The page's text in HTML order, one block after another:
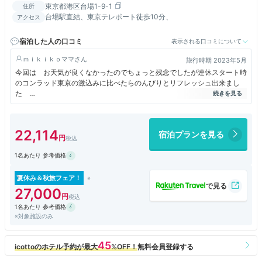
住所 東京都港区台場1-9-1
アクセス 台場駅直結、東京テレポート徒歩10分、
宿泊した人の口コミ 表示される口コミについて
ｍｉｋｉｋｏママ 旅行時期 2023年5月
今回は お天気が良くなかったのでちょっと残念でしたが連休スタート時
のコンラッド東京の激込みに比べたらのんびりとリフレッシュ出来まし
た
ただ 残念ながら スパ周辺の改装修理のために 使えなかったのが残念
は すべて有料なのでちょっと楽しみでしたが 今回は 仕方ありませ
結婚記念日の宿泊と伝えましたらお祝いの品を 持ってきてくださいまし
ラウンジの食べ物などはどんどん少なくなってきましたが贅沢な時間を味
わえるのは 本当に幸せです 有難うございました
22,114 宿泊プランを見る
1名あたり 参考価格
夏休み＆秋旅フェア！
27,000
1名あたり 参考価格
※対象施設のみ